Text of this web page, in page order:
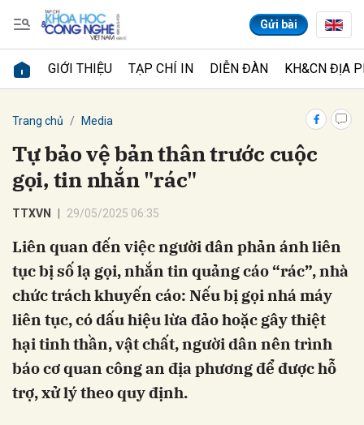
Gửi bài
GIỚI THIỆU TẠP CHÍ IN DIỄN ĐÀN KH&CN ĐỊA
Trang chủ Media
Tự bảo vệ bản thân trước cuộc
gọi, tin nhắn "rác"
TTXVN 29/05/2025 06:35
Liên quan đến việc người dân phản ánh liên
tục bị số lạ gọi, nhắn tin quảng cáo “rác”, nhà
chức trách khuyến cáo: Nếu bị gọi nhá máy
liên tục, có dấu hiệu lừa đảo hoặc gây thiệt
hại tinh thần, vật chất, người dân nên trình
báo cơ quan công an địa phương để được hỗ
trợ, xử lý theo quy định.
Gửi bình luận
Hủy Gửi